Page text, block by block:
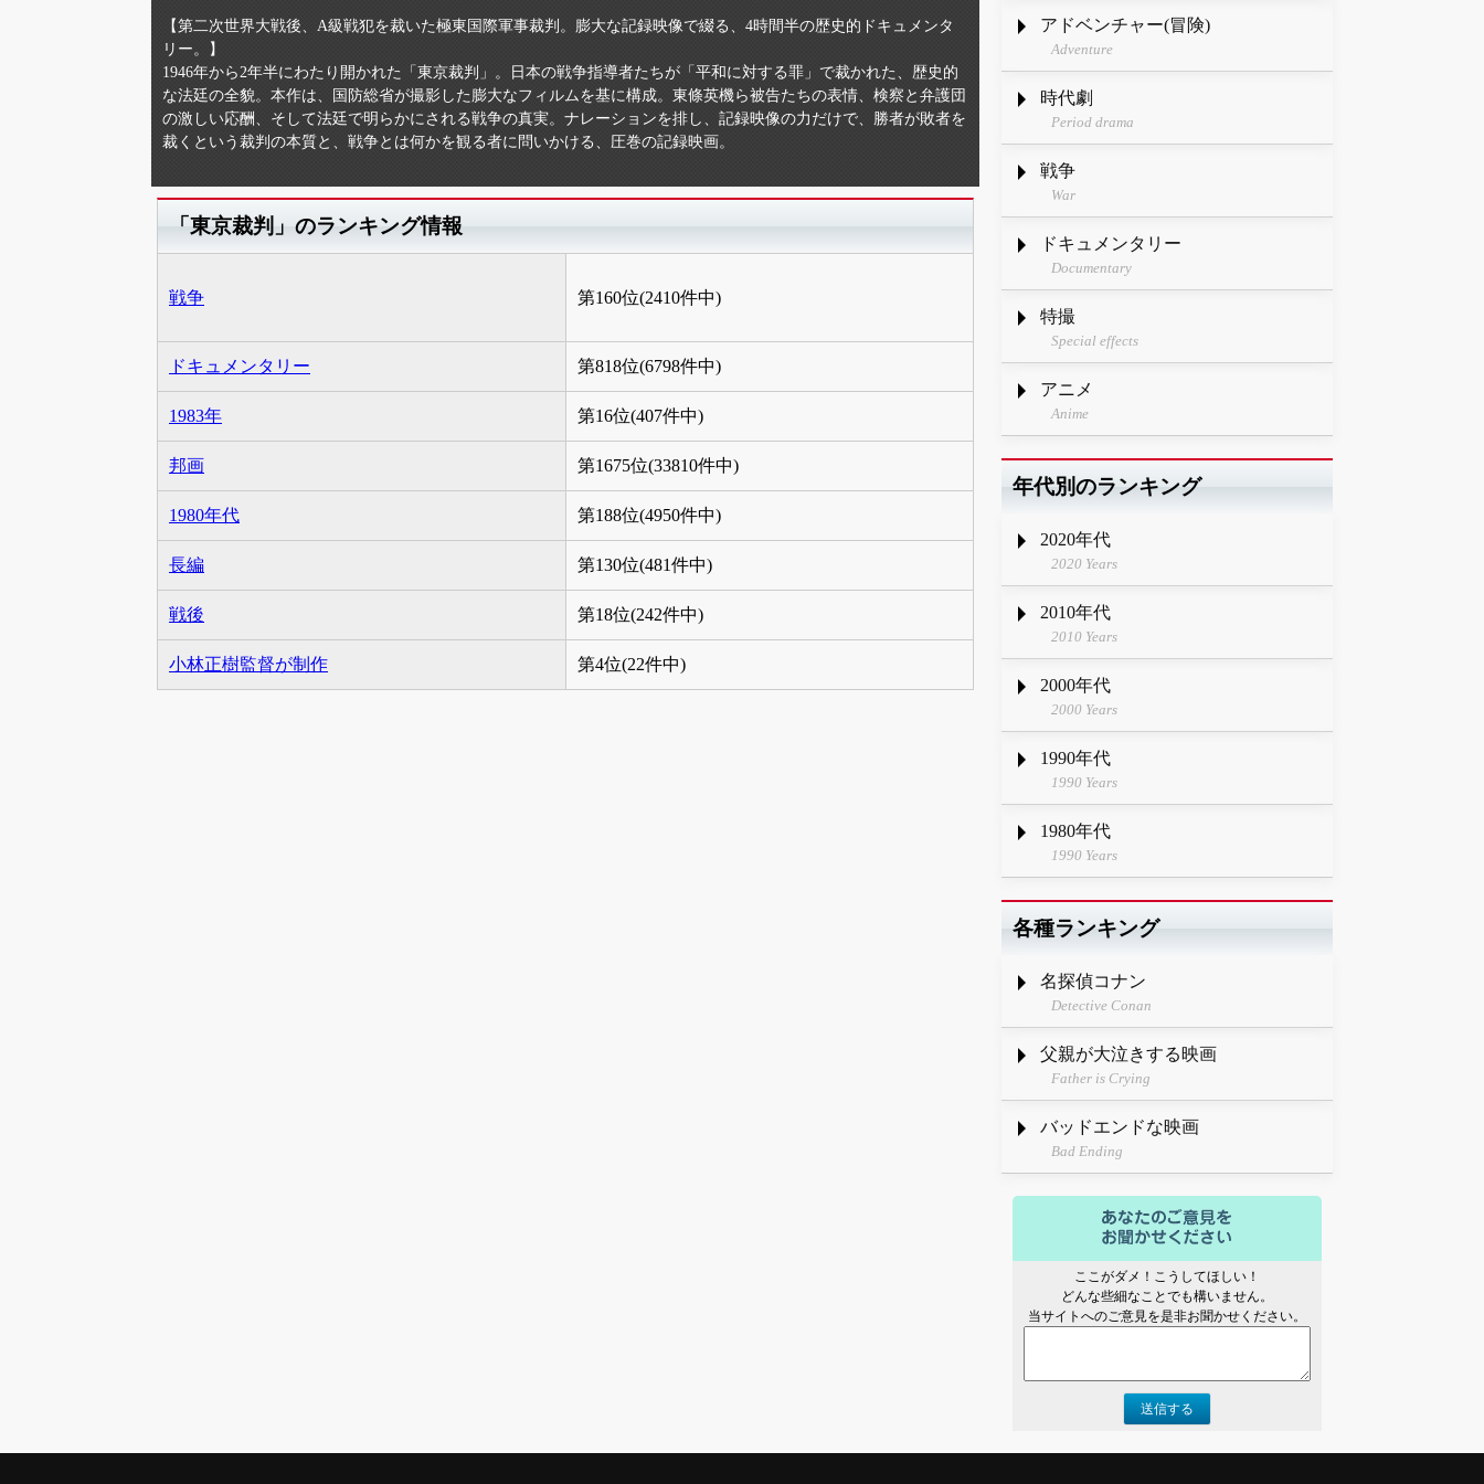
【第二次世界大戦後、A級戦犯を裁いた極東国際軍事裁判。膨大な記録映像で綴る、4時間半の歴史的ドキュメンタ
リー。】
1946年から2年半にわたり開かれた「東京裁判」。日本の戦争指導者たちが「平和に対する罪」で裁かれた、歴史的
な法廷の全貌。本作は、国防総省が撮影した膨大なフィルムを基に構成。東條英機ら被告たちの表情、検察と弁護団
の激しい応酬、そして法廷で明らかにされる戦争の真実。ナレーションを排し、記録映像の力だけで、勝者が敗者を
裁くという裁判の本質と、戦争とは何かを観る者に問いかける、圧巻の記録映画。
「東京裁判」のランキング情報
戦争 第160位(2410件中)
ドキュメンタリー 第818位(6798件中)
1983年 第16位(407件中)
邦画 第1675位(33810件中)
1980年代 第188位(4950件中)
長編 第130位(481件中)
戦後 第18位(242件中)
小林正樹監督が制作 第4位(22件中)
アドベンチャー(冒険)
Adventure
時代劇
Period drama
戦争
War
ドキュメンタリー
Documentary
特撮
Special effects
アニメ
Anime
年代別のランキング
2020年代
2020 Years
2010年代
2010 Years
2000年代
2000 Years
1990年代
1990 Years
1980年代
1990 Years
各種ランキング
名探偵コナン
Detective Conan
父親が大泣きする映画
Father is Crying
バッドエンドな映画
Bad Ending
ここがダメ！こうしてほしい！
どんな些細なことでも構いません。
当サイトへのご意見を是非お聞かせください。
送信する